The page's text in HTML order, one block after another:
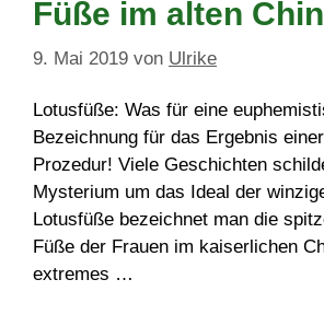
Füße im alten
9. Mai 2019 von Ulrike
Lotusfüße: Was für eine
Bezeichnung für das Ergebnis
Prozedur! Viele Geschichten
Mysterium um das Ideal der
Lotusfüße bezeichnet man die
Füße der Frauen im kaiserlichen
extremes …